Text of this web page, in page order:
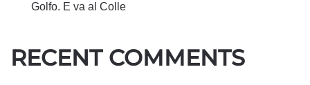
Golfo. E va al Colle
RECENT COMMENTS